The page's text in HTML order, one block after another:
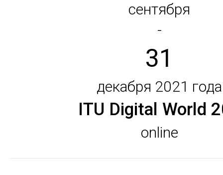
сентября
-
31
декабря 2021 года
ITU Digital World
online